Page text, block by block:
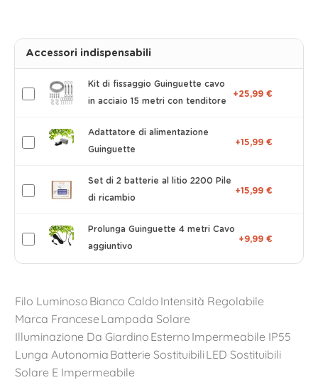
Accessori indispensabili
Kit di fissaggio Guinguette cavo
in acciaio 15 metri con tenditore
+25,99 €
Adattatore di alimentazione
Guinguette
+15,99 €
Set di 2 batterie al litio 2200 Pile
di ricambio
+15,99 €
Prolunga Guinguette 4 metri Cavo
aggiuntivo
+9,99 €
Filo Luminoso Bianco Caldo Intensità Regolabile
Marca Francese Lampada Solare
Illuminazione Da Giardino Esterno Impermeabile IP55
Lunga Autonomia Batterie SostituibiliLED Sostituibili
Solare E Impermeabile